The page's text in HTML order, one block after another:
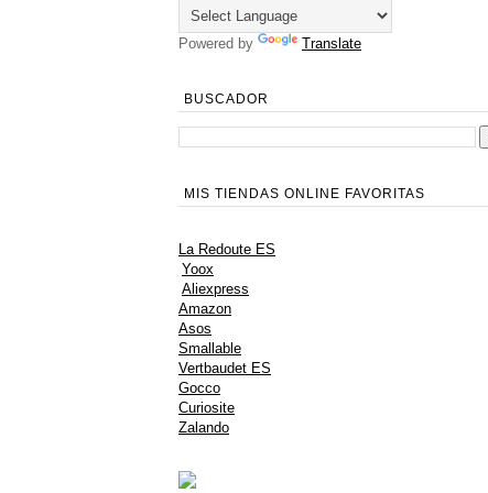
Powered by Translate
BUSCADOR
MIS TIENDAS ONLINE FAVORITAS
La Redoute ES
Yoox
Aliexpress
Amazon
Asos
Smallable
Vertbaudet ES
Gocco
Curiosite
Zalando